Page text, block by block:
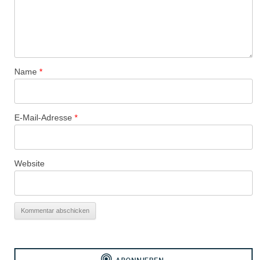
Name *
E-Mail-Adresse *
Website